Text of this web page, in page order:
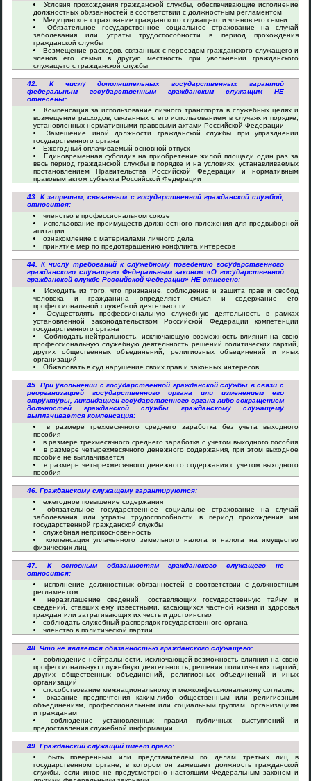
Условия прохождения гражданской службы, обеспечивающие исполнение
должностных обязанностей в соответствии с должностным регламентом
Медицинское страхование гражданского служащего и членов его семьи
Обязательное государственное социальное страхование на случай
заболевания или утраты трудоспособности в период прохождения
гражданской службы
Возмещение расходов, связанных с переездом гражданского служащего и
членов его семьи в другую местность при увольнении гражданского
служащего с гражданской службы
42. К числу дополнительных государственных гарантий
федеральным государственным гражданским служащим НЕ
отнесены:
Компенсация за использование личного транспорта в служебных целях и
возмещение расходов, связанных с его использованием в случаях и порядке,
установленных нормативными правовыми актами Российской Федерации
Замещение иной должности гражданской службы при упразднении
государственного органа
Ежегодный оплачиваемый основной отпуск
Единовременная субсидия на приобретение жилой площади один раз за
весь период гражданской службы в порядке и на условиях, устанавливаемых
постановлением Правительства Российской Федерации и нормативным
правовым актом субъекта Российской Федерации
43. К запретам, связанным с государственной гражданской службой,
относится:
членство в профессиональном союзе
использование преимуществ должностного положения для предвыборной
агитации
ознакомление с материалами личного дела
принятие мер по предотвращению конфликта интересов
44. К числу требований к служебному поведению государственного
гражданского служащего Федеральным законом «О государственной
гражданской службе Российской Федерации» НЕ отнесено:
Исходить из того, что признание, соблюдение и защита прав и свобод
человека и гражданина определяют смысл и содержание его
профессиональной служебной деятельности
Осуществлять профессиональную служебную деятельность в рамках
установленной законодательством Российской Федерации компетенции
государственного органа
Соблюдать нейтральность, исключающую возможность влияния на свою
профессиональную служебную деятельность решений политических партий,
других общественных объединений, религиозных объединений и иных
организаций
Обжаловать в суд нарушение своих прав и законных интересов
45. При увольнении с государственной гражданской службы в связи с
реорганизацией государственного органа или изменением его
структуры, ликвидацией государственного органа либо сокращением
должностей гражданской службы гражданскому служащему
выплачивается компенсация:
в размере трехмесячного среднего заработка без учета выходного
пособия
в размере трехмесячного среднего заработка с учетом выходного пособия
в размере четырехмесячного денежного содержания, при этом выходное
пособие не выплачивается
в размере четырехмесячного денежного содержания с учетом выходного
пособия
46. Гражданскому служащему гарантируются:
ежегодное повышение содержания
обязательное государственное социальное страхование на случай
заболевания или утраты трудоспособности в период прохождения им
государственной гражданской службы
служебная неприкосновенность
компенсация уплаченного земельного налога и налога на имущество
физических лиц
47. К основным обязанностям гражданского служащего не
относится:
исполнение должностных обязанностей в соответствии с должностным
регламентом
неразглашение сведений, составляющих государственную тайну, и
сведений, ставших ему известными, касающихся частной жизни и здоровья
граждан или затрагивающих их честь и достоинство
соблюдать служебный распорядок государственного органа
членство в политической партии
48. Что не является обязанностью гражданского служащего:
соблюдение нейтральности, исключающей возможность влияния на свою
профессиональную служебную деятельность, решения политических партий,
других общественных объединений, религиозных объединений и иных
организаций
способствование межнациональному и межконфессиональному согласию
оказание предпочтения каким-либо общественным или религиозным
объединениям, профессиональным или социальным группам, организациям
и гражданам
соблюдение установленных правил публичных выступлений и
предоставления служебной информации
49. Гражданский служащий имеет право:
быть поверенным или представителем по делам третьих лиц в
государственном органе, в котором он замещает должность гражданской
службы, если иное не предусмотрено настоящим Федеральным законом и